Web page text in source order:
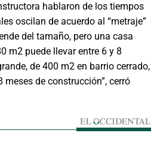
hablaron de los tiempos
oscilan de acuerdo al “metraje”
del tamaño, pero una casa
m2 puede llevar entre 6 y 8
de 400 m2 en barrio cerrado,
de construcción”, cerró